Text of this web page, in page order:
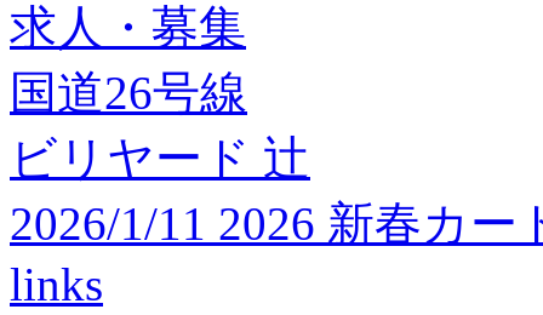
求人・募集
国道26号線
ビリヤード 辻
2026/1/11 2026 新春カ
links